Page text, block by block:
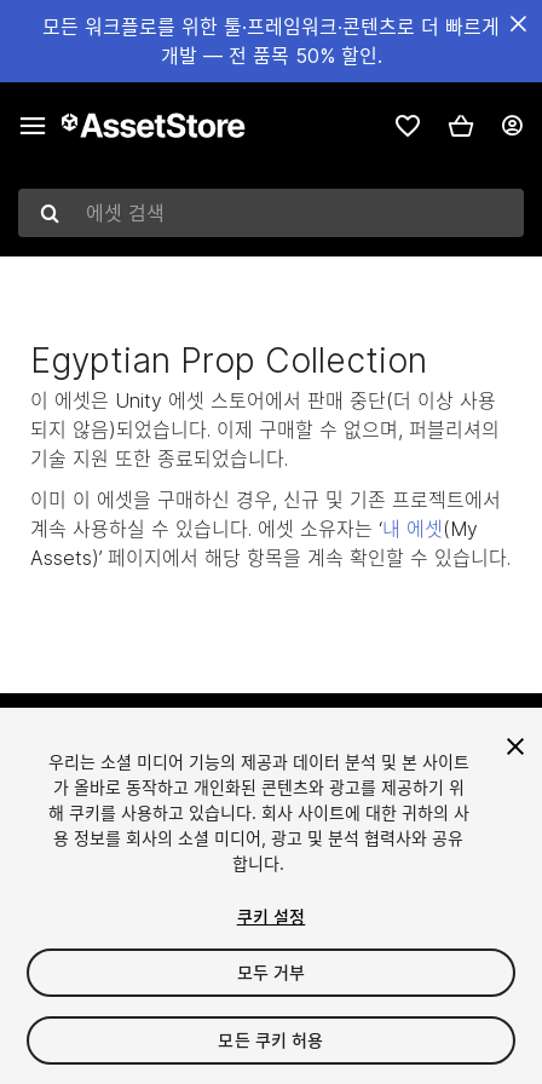
모든 워크플로를 위한 툴·프레임워크·콘텐츠로 더 빠르게
개발 — 전 품목 50% 할인.
에셋 검색
Egyptian Prop Collection
이 에셋은 Unity 에셋 스토어에서 판매 중단(더 이상 사용
되지 않음)되었습니다. 이제 구매할 수 없으며, 퍼블리셔의
기술 지원 또한 종료되었습니다.
이미 이 에셋을 구매하신 경우, 신규 및 기존 프로젝트에서
계속 사용하실 수 있습니다. 에셋 소유자는 ‘내 에셋 (My
Assets)’ 페이지에서 해당 항목을 계속 확인할 수 있습니다.
한국어
日本語
Unity에서 에셋 판매
Sell Assets
에셋 스토어 툴
퍼블리셔 로그인
자주 묻는 질문
우리는 소셜 미디어 기능의 제공과 데이터 분석 및 본 사이트
가 올바로 동작하고 개인화된 콘텐츠와 광고를 제공하기 위
해 쿠키를 사용하고 있습니다. 회사 사이트에 대한 귀하의 사
용 정보를 회사의 소셜 미디어, 광고 및 분석 협력사와 공유
합니다.
쿠키 설정
모두 거부
모든 쿠키 허용